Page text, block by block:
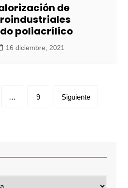
de
poliacrílico
16 diciembre, 2021
… 9 Siguiente